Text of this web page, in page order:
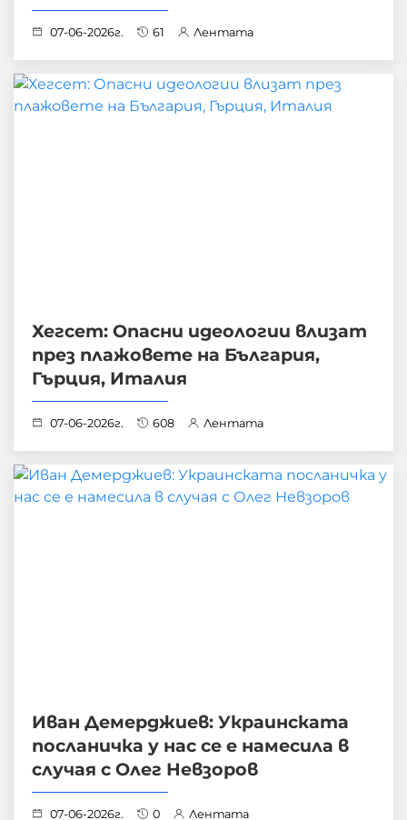
07-06-2026г. 61 Лентата
Хегсет: Опасни идеологии влизат
през плажовете на България,
Гърция, Италия
07-06-2026г. 608 Лентата
Иван Демерджиев: Украинската
посланичка у нас се е намесила в
случая с Олег Невзоров
07-06-2026г. 0 Лентата